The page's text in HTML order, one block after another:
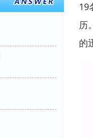
19
历
的